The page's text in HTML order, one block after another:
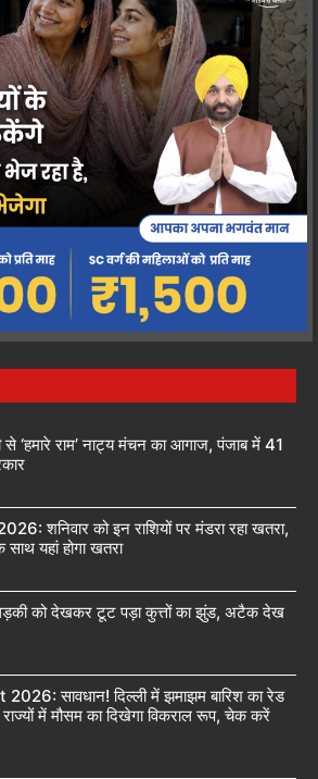
‘हमारे राम’ नाट्य मंचन का आगाज, पंजाब में 41
शनिवार को इन राशियों पर मंडरा रहा खतरा,
यहां होगा खतरा
को देखकर टूट पड़ा कुत्तों का झुंड, अटैक देख
सावधान! दिल्ली में झमाझम बारिश का रेड
में मौसम का दिखेगा विकराल रूप, चेक करें